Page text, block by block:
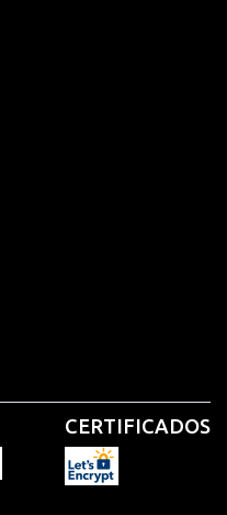
CERTIFICADOS